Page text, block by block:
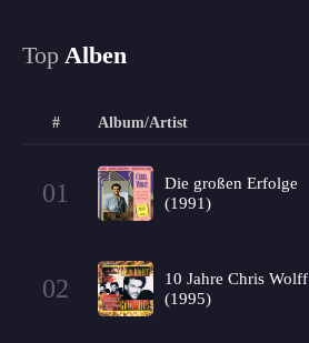
Top Alben
# Album/Artist
01
Die großen Erfolge
(1991)
02
10 Jahre Chris Wolff
(1995)